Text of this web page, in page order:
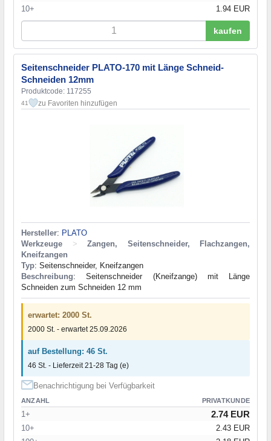
10+ 1.94 EUR
kaufen
Seitenschneider PLATO-170 mit Länge Schneid-
Schneiden 12mm
Produktcode: 117255
41 zu Favoriten hinzufügen
Hersteller: PLATO
Werkzeuge
>
Zangen, Seitenschneider, Flachzangen,
Kneifzangen
Typ: Seitenschneider, Kneifzangen
Beschreibung: Seitenschneider (Kneifzange) mit Länge
Schneiden zum Schneiden 12 mm
erwartet: 2000 St.
2000 St. - erwartet 25.09.2026
auf Bestellung: 46 St.
46 St. - Lieferzeit 21-28 Tag (e)
Benachrichtigung bei Verfügbarkeit
ANZAHL PRIVATKUNDE
1+ 2.74 EUR
10+
2.43 EUR